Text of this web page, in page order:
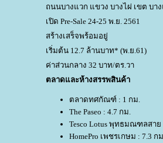
ถนนบางแวก แขวง บางไผ่ เขต บา
เปิด Pre-Sale 24-25 พ.ย. 2561
สร้างเสร็จพร้อมอยู่
เริ่มต้น 12.7 ล้านบาท* (พ.ย.61)
ค่าส่วนกลาง 32 บาท/ตร.วา
ตลาดและห้างสรรพสินค้า
ตลาดทศกัณฑ์ : 1 กม.
The Paseo : 4.7 กม.
Tesco Lotus พุทธมณฑลสาย
HomePro เพชรเกษม : 7.3 ก